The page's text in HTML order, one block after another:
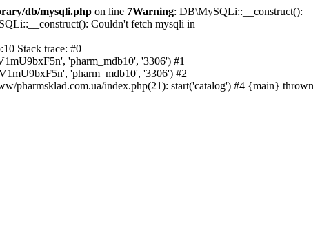
db/mysqli.php on line 7Warning: DB\MySQLi::__construct():
Couldn't fetch mysqli in
Stack trace: #0
'pharm_mdb10', '3306') #1
'pharm_mdb10', '3306') #2
pharmsklad.com.ua/index.php(21): start('catalog') #4 {main} thrown